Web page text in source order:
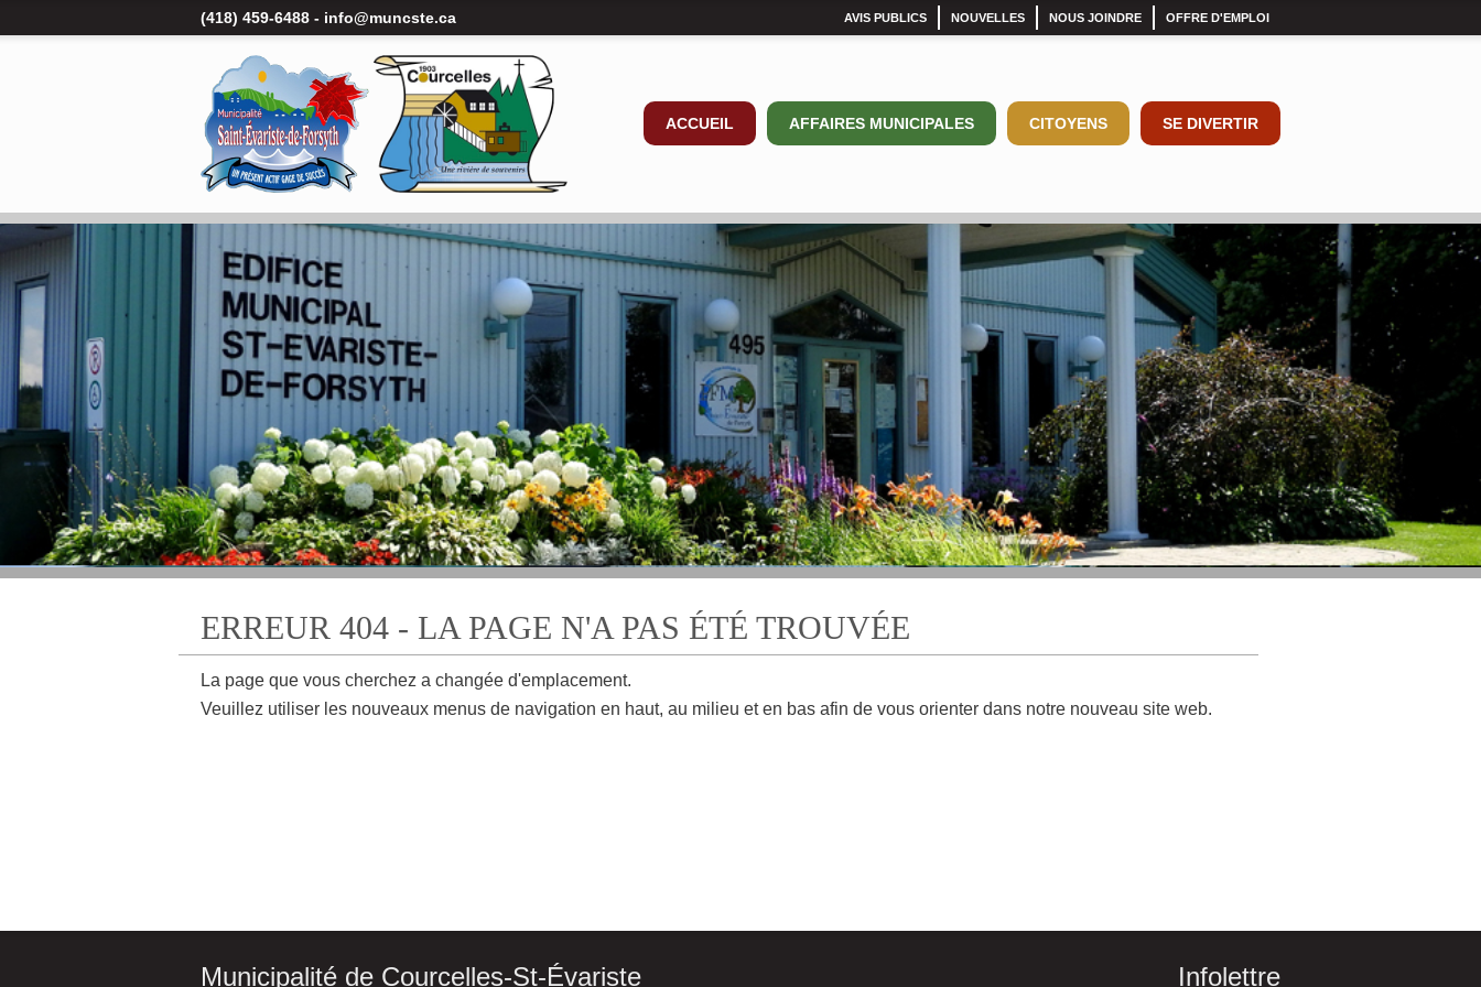
(418) 459-6488 - info@muncste.ca AVIS PUBLICS NOUVELLES NOUS JOINDRE OFFRE D'EMPLOI
ACCUEIL AFFAIRES MUNICIPALES CITOYENS SE DIVERTIR
ERREUR 404 - LA PAGE N'A PAS ÉTÉ TROUVÉE
La page que vous cherchez a changée d'emplacement.
Veuillez utiliser les nouveaux menus de navigation en haut, au milieu et en bas afin de vous orienter dans notre nouveau site web.
Municipalité de Courcelles-St-Évariste Infolettre